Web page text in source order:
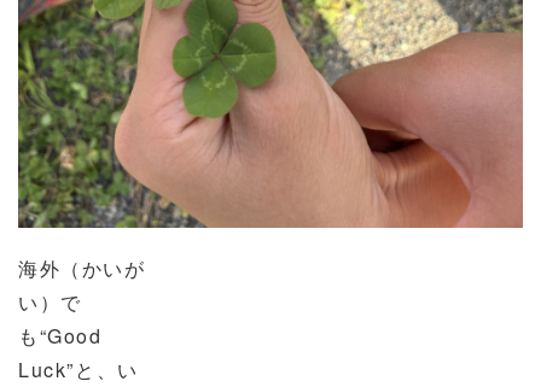
海外（かいが
い）で
も“Good
Luck”と、い